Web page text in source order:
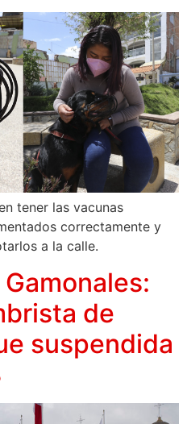
tener las vacunas
correctamente y
a la calle.
de
suspendida